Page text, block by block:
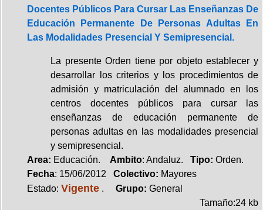
Docentes Públicos Para Cursar Las Enseñanzas De
Educación Permanente De Personas Adultas En
Las Modalidades Presencial Y Semipresencial.
La presente Orden tiene por objeto establecer y
desarrollar los criterios y los procedimientos de
admisión y matriculación del alumnado en los
centros docentes públicos para cursar las
enseñanzas de educación permanente de
personas adultas en las modalidades presencial
y semipresencial.
Area: Educación. Ambito: Andaluz. Tipo: Orden.
Fecha: 15/06/2012 Colectivo: Mayores
Estado: Vigente . Grupo: General
Tamaño:24 kb